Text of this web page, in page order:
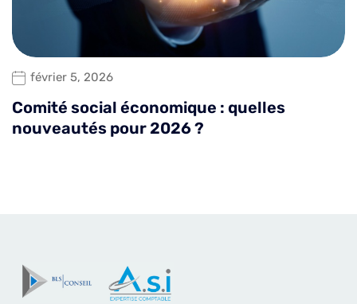
février 5, 2026
Comité social économique : quelles
nouveautés pour 2026 ?